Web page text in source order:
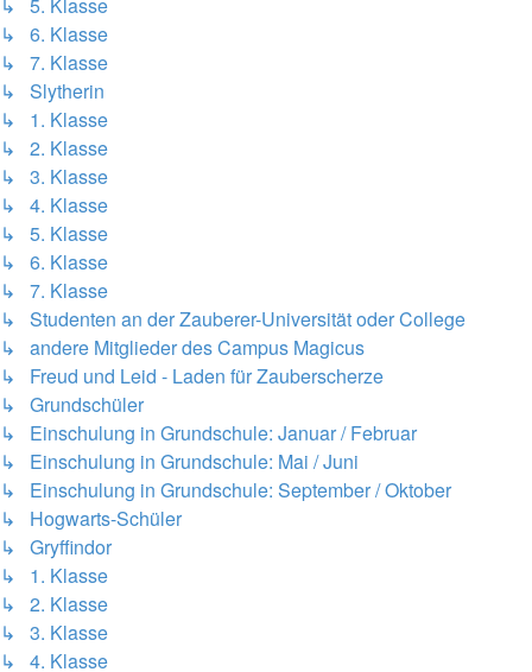
↳ 6. Klasse
↳ 7. Klasse
↳ Slytherin
↳ 1. Klasse
↳ 2. Klasse
↳ 3. Klasse
↳ 4. Klasse
↳ 5. Klasse
↳ 6. Klasse
↳ 7. Klasse
↳ Studenten an der Zauberer-Universität oder College
↳ andere Mitglieder des Campus Magicus
↳ Freud und Leid - Laden für Zauberscherze
↳ Grundschüler
↳ Einschulung in Grundschule: Januar / Februar
↳ Einschulung in Grundschule: Mai / Juni
↳ Einschulung in Grundschule: September / Oktober
↳ Hogwarts-Schüler
↳ Gryffindor
↳ 1. Klasse
↳ 2. Klasse
↳ 3. Klasse
↳ 4. Klasse